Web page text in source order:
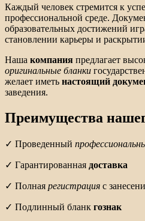
Каждый человек стремится к
профессиональной среде.
образовательных достижений
становлении карьеры и
Наша компания предлагает
оригинальные бланки
желает иметь настоящий
заведения.
Преимущества
✓ Проведенный
✓ Гарантированная доставка
✓ Полная регистрация с
✓ Подлинный бланк гознак